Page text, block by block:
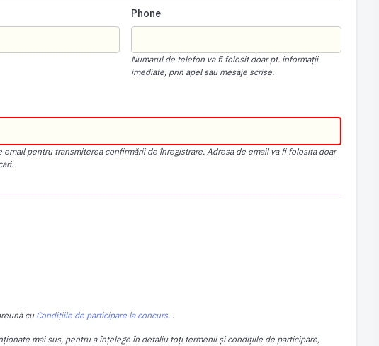
Phone
Numarul de telefon va fi folosit doar pt. informații
imediate, prin apel sau mesaje scrise.
email pentru transmiterea confirmării de înregistrare. Adresa de email va fi folosita doar
cu Condițiile de participare la concurs. .
mai sus, pentru a înțelege în detaliu toți termenii și condițiile de participare,